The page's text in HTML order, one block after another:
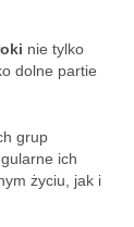
nie tylko
dolne partie
grup
ich
życiu, jak i